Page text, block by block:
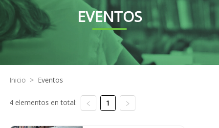
EVENTOS
Inicio > Eventos
4 elementos en total: 1